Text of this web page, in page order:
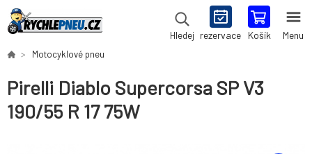
Hledej rezervace Košík Menu
Motocyklové pneu
Pirelli Diablo Supercorsa SP V3
190/55 R 17 75W